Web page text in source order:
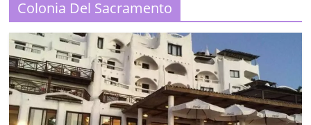
Colonia Del Sacramento